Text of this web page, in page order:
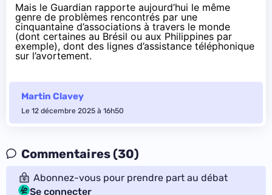
Mais le Guardian rapporte aujourd’hui le même
genre de problèmes rencontrés par une
cinquantaine d’associations à travers le monde
(dont certaines au Brésil ou aux Philippines par
exemple), dont des lignes d’assistance téléphonique
sur l’avortement.
Martin Clavey
Le 12 décembre 2025 à 16h50
Commentaires (30)
Abonnez-vous pour prendre part au débat
Se connecter